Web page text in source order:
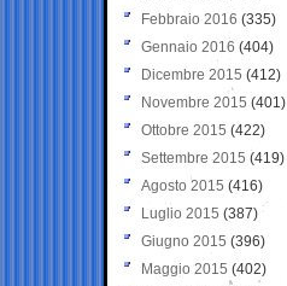
Febbraio 2016 (335)
Gennaio 2016 (404)
Dicembre 2015 (412)
Novembre 2015 (401)
Ottobre 2015 (422)
Settembre 2015 (419)
Agosto 2015 (416)
Luglio 2015 (387)
Giugno 2015 (396)
Maggio 2015 (402)